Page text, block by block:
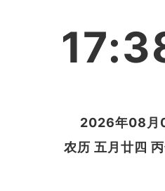
2026年08月
农历 五月廿四